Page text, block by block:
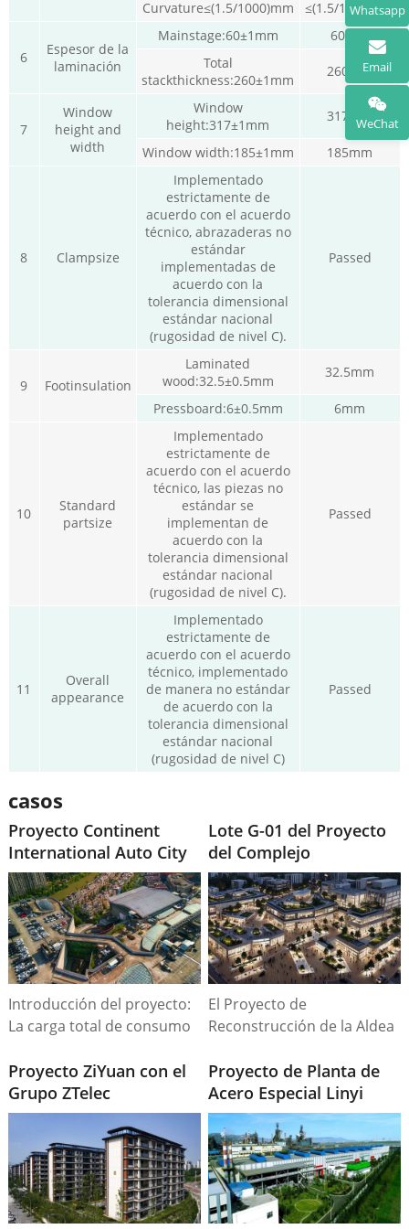
Curvature≤(1.5/1000)mm ≤(1.5/1000)mm
6
Espesor de la
laminación
Mainstage:60±1mm
60mm
Total
stackthickness:260±1mm
260mm
7
Window
height and
width
Window
height:317±1mm
317mm
Window width:185±1mm 185mm
8 Clampsize
Implementado
estrictamente de
acuerdo con el acuerdo
técnico, abrazaderas no
estándar
implementadas de
acuerdo con la
tolerancia dimensional
estándar nacional
(rugosidad de nivel C).
Passed
9 Footinsulation
Laminated
wood:32.5±0.5mm
32.5mm
Pressboard:6±0.5mm 6mm
10
Standard
partsize
Implementado
estrictamente de
acuerdo con el acuerdo
técnico, las piezas no
estándar se
implementan de
acuerdo con la
tolerancia dimensional
estándar nacional
(rugosidad de nivel C).
Passed
11
Overall
appearance
Implementado
estrictamente de
acuerdo con el acuerdo
técnico, implementado
de manera no estándar
de acuerdo con la
tolerancia dimensional
estándar nacional
(rugosidad de nivel C)
Passed
casos
Proyecto Continent
International Auto City
Introducción del proyecto:
La carga total de consumo
17.100 kVA, con 6 conjuntos
de transformadores de
1.600 kVA y 6 conjuntos de
transformadores de 1.250
kVA.
Lote G-01 del Proyecto
del Complejo
DaJingJiang
El Proyecto de
Reconstrucción de la Aldea
centro de la ciudad, abarca
una superficie total de
260,03 mu y cuenta con 16
edificios residenciales.
Proyecto ZiYuan con el
Grupo ZTelec
Proyecto de Planta de
Acero Especial Linyi
Sande
Whatsapp
Email
WeChat